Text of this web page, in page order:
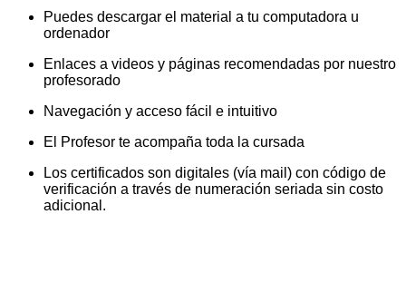
Puedes descargar el material a tu computadora u
ordenador
Enlaces a videos y páginas recomendadas por nuestro
profesorado
Navegación y acceso fácil e intuitivo
El Profesor te acompaña toda la cursada
Los certificados son digitales (vía mail) con código de
verificación a través de numeración seriada sin costo
adicional.